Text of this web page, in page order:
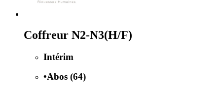
Coffreur N2-N3(H/F)
Intérim
•Abos (64)